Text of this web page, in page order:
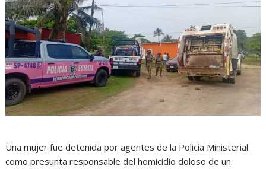
Una mujer fue detenida por agentes de la Policía Ministerial
como presunta responsable del homicidio doloso de un